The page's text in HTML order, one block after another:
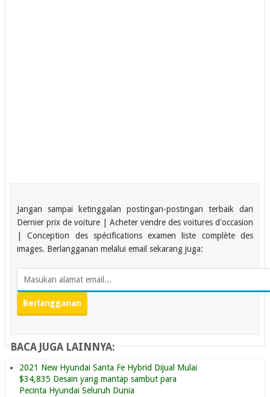
Jangan sampai ketinggalan postingan-postingan terbaik dari
Dernier prix de voiture | Acheter vendre des voitures d'occasion
| Conception des spécifications examen liste complète des
images. Berlangganan melalui email sekarang juga:
BACA JUGA LAINNYA:
2021 New Hyundai Santa Fe Hybrid Dijual Mulai
$34,835 Desain yang mantap sambut para
Pecinta Hyundai Seluruh Dunia